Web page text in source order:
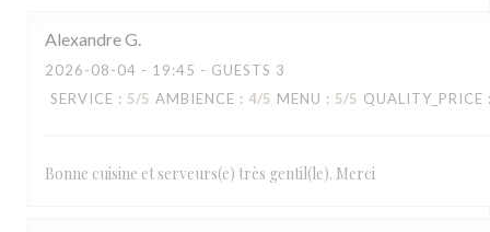
AlexandreG
2026-08-04 - 19:45 - GUESTS 3
SERVICE : 5/5 AMBIENCE : 4/5 MENU : 5/5 QUALITY_PRICE
Bonne cuisine et serveurs(e) très gentil(le). Merci